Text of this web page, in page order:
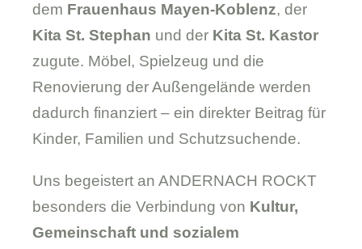
dem Frauenhaus Mayen-Koblenz, der
Kita St. Stephan und der Kita St. Kastor
zugute. Möbel, Spielzeug und die
Renovierung der Außengelände werden
dadurch finanziert – ein direkter Beitrag für
Kinder, Familien und Schutzsuchende.
Uns begeistert an ANDERNACH ROCKT
besonders die Verbindung von Kultur,
Gemeinschaft und sozialem